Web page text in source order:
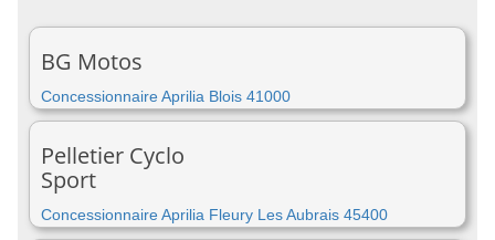
BG Motos
Concessionnaire Aprilia Blois 41000
Pelletier Cyclo
Sport
Concessionnaire Aprilia Fleury Les Aubrais 45400